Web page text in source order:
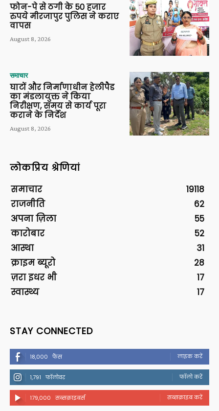
फोन-पे से ठगी के 50 हजार
रुपये मीरजापुर पुलिस ने कराए
वापस
August 8, 2026
समाचार
घाटों और निर्माणाधीन हेलीपैड
का मंडलायुक्त ने किया
निरीक्षण, समय से कार्य पूरा
कराने के निर्देश
August 8, 2026
लोकप्रिय श्रेणियां
समाचार
19118
राजनीति
62
अपना ज़िला
55
कारोबार
52
आस्था
31
क्राइम ब्यूरो
28
ज़रा इधर भी
17
स्वास्थ्य
17
STAY CONNECTED
18,000 फैंस लाइक करें
1,791 फॉलोवर फॉलो करें
179,000 सब्सक्राइबर्स सब्सक्राइब करें